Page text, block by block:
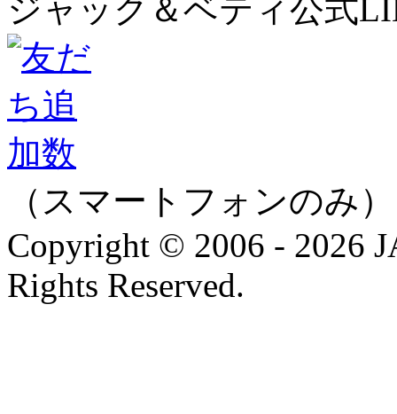
ジャック＆ベティ公式
（スマートフォンのみ）
Copyright © 2006 - 2026
Rights Reserved.